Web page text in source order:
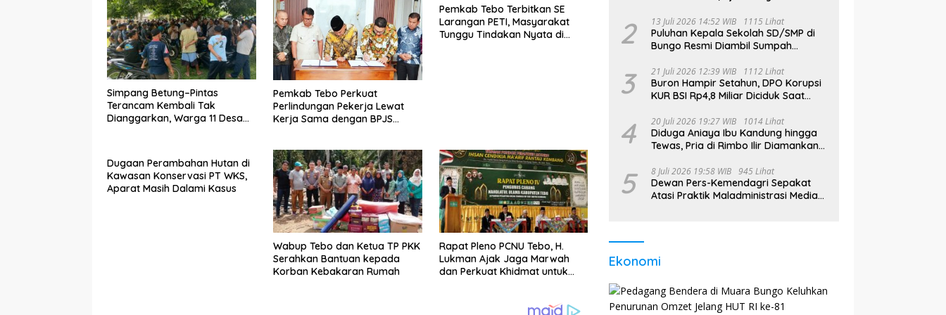
Simpang Betung–Pintas
Terancam Kembali Tak
Dianggarkan, Warga 11 Desa
Pemkab Tebo Perkuat
Perlindungan Pekerja Lewat
Kerja Sama dengan BPJS
Pemkab Tebo Terbitkan SE
Larangan PETI, Masyarakat
Tunggu Tindakan Nyata di
Dugaan Perambahan Hutan di
Kawasan Konservasi PT WKS,
Aparat Masih Dalami Kasus
Wabup Tebo dan Ketua TP PKK
Serahkan Bantuan kepada
Korban Kebakaran Rumah
Rapat Pleno PCNU Tebo, H.
Lukman Ajak Jaga Marwah
dan Perkuat Khidmat untuk
2 13 Juli 2026 14:52 WIB 1115 Lihat
Puluhan Kepala Sekolah SD/SMP di
Bungo Resmi Diambil Sumpah
3 21 Juli 2026 12:39 WIB 1112 Lihat
Buron Hampir Setahun, DPO Korupsi
KUR BSI Rp4,8 Miliar Diciduk Saat
4 20 Juli 2026 19:27 WIB 1014 Lihat
Diduga Aniaya Ibu Kandung hingga
Tewas, Pria di Rimbo Ilir Diamankan
5 8 Juli 2026 19:58 WIB 945 Lihat
Dewan Pers-Kemendagri Sepakat
Atasi Praktik Maladministrasi Media
Ekonomi